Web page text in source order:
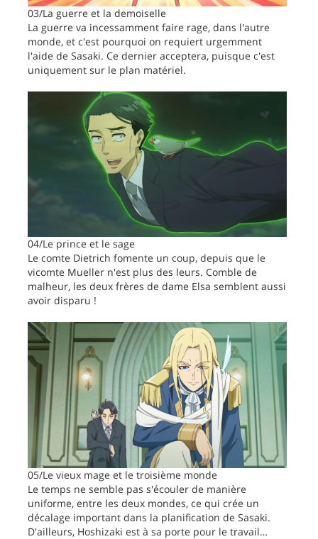
03/La guerre et la demoiselle
La guerre va incessamment faire rage, dans l'autre
monde, et c'est pourquoi on requiert urgemment
l'aide de Sasaki. Ce dernier acceptera, puisque c'est
uniquement sur le plan matériel.
04/Le prince et le sage
Le comte Dietrich fomente un coup, depuis que le
vicomte Mueller n'est plus des leurs. Comble de
malheur, les deux frères de dame Elsa semblent aussi
avoir disparu !
05/Le vieux mage et le troisième monde
Le temps ne semble pas s'écouler de manière
uniforme, entre les deux mondes, ce qui crée un
décalage important dans la planification de Sasaki.
D'ailleurs, Hoshizaki est à sa porte pour le travail…